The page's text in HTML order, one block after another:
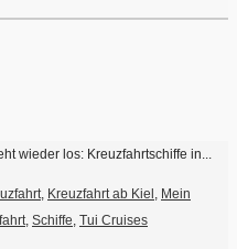
wieder los: Kreuzfahrtschiffe in...
, Kreuzfahrt ab Kiel, Mein
, Schiffe, Tui Cruises